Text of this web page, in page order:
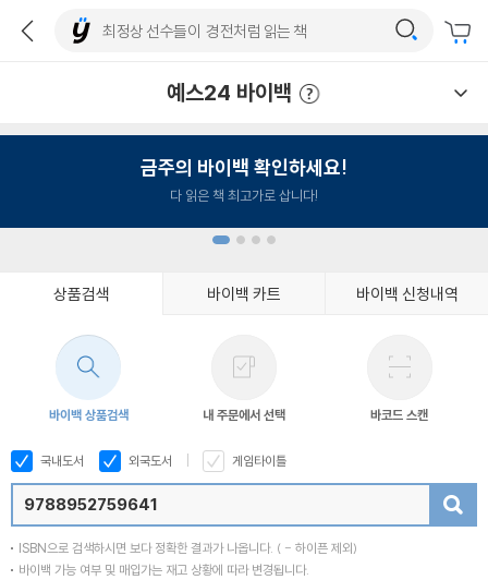
예스24 바이백
금주의 바이백 확인하세요!
다 읽은 책 최고가로 삽니다!
상품검색 바이백 카트 바이백 신청내역
바이백 상품검색 내 주문에서 선택 바코드 스캔
국내도서 외국도서 게임타이틀
ISBN으로 검색하시면 보다 정확한 결과가 나옵니다. ( - 하이픈 제외)
바이백 가능 여부 및 매입가는 재고 상황에 따라 변경됩니다.